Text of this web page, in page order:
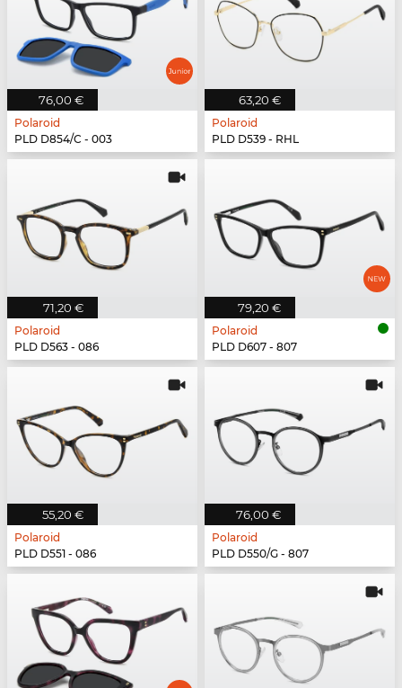
76,00 €
Polaroid
PLD D854/C - 003
63,20 €
Polaroid
PLD D539 - RHL
71,20 €
Polaroid
PLD D563 - 086
79,20 €
Polaroid
PLD D607 - 807
55,20 €
Polaroid
PLD D551 - 086
76,00 €
Polaroid
PLD D550/G - 807